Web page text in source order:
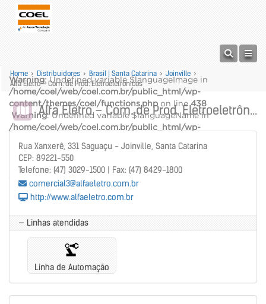
Warning: Undefined variable $languageImage in
/home/coel/web/coel.com.br/public_html/wp-
content/themes/coel/functions.php on line438
Warning: Undefined variable $languageName in
/home/coel/web/coel.com.br/public_html/wp-
alt="" />
Warning : Undefined variable $languageName in
/home/coel/web/coel.com.br/public_html/wp-
content/themes/coel/functions.php
Home > Distribuidores > Brasil | Santa Catarina > Joinville >
Alfa Eletro – Com. de Prod. Eletroeletrônicos
Alfa Eletro – Com. de Prod. Eletroeletrônicos
Rua Xanxerê, 331 Saguaçu - Joinville, Santa Catarina
CEP: 89221-550
Telefone: (47) 3029-1500 | Fax: (47) 8429-1800
comercial3@alfaeletro.com.br
http://www.alfaeletro.com.br
— Linhas atendidas
Linha de Automação